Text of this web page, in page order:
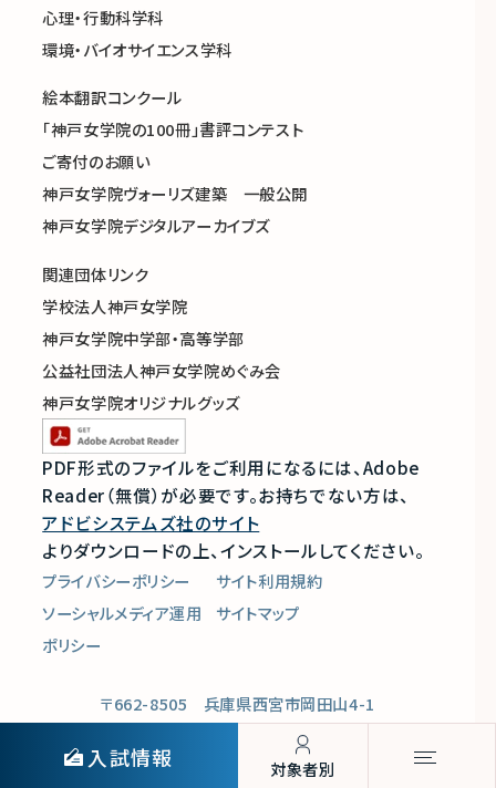
入試情報 対象者別
心理・行動科学科
環境・バイオサイエンス学科
絵本翻訳コンクール
「神戸女学院の100冊」書評コンテスト
ご寄付のお願い
神戸女学院ヴォーリズ建築 一般公開
神戸女学院デジタルアーカイブズ
関連団体リンク
学校法人神戸女学院
神戸女学院中学部・高等学部
公益社団法人神戸女学院めぐみ会
神戸女学院オリジナルグッズ
PDF形式のファイルをご利用になるには、Adobe
Reader（無償）が必要です。お持ちでない方は、
アドビシステムズ社のサイト
よりダウンロードの上、インストールしてください。
プライバシーポリシー
サイト利用規約
ソーシャルメディア運用
ポリシー
サイトマップ
〒662-8505 兵庫県西宮市岡田山4-1
Copyright © Kobe College, All Rights Reserved.